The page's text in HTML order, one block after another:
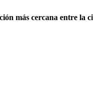
más cercana entre la